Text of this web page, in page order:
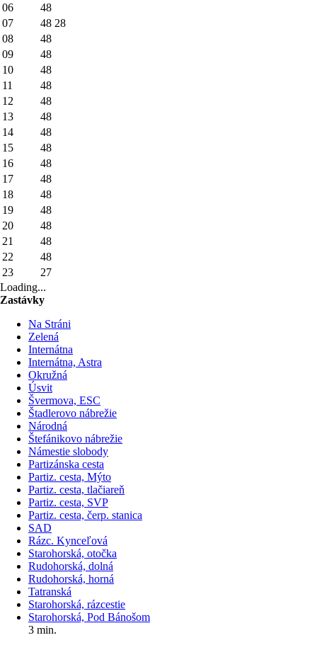
06
48
07
48 28
08
48
09
48
10
48
11
48
12
48
13
48
14
48
15
48
16
48
17
48
18
48
19
48
20
48
21
48
22
48
23
27
Loading...
Zastávky
Na Stráni
Zelená
Internátna
Internátna, Astra
Okružná
Úsvit
Švermova, ESC
Štadlerovo nábrežie
Národná
Štefánikovo nábrežie
Námestie slobody
Partizánska cesta
Partiz. cesta, Mýto
Partiz. cesta, tlačiareň
Partiz. cesta, SVP
Partiz. cesta, čerp. stanica
SAD
Rázc. Kynceľová
Starohorská, otočka
Rudohorská, dolná
Rudohorská, horná
Tatranská
Starohorská, rázcestie
Starohorská, Pod Bánošom
3 min.